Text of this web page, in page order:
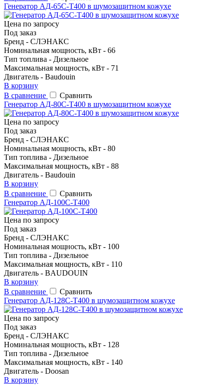
Генератор АД-65С-Т400 в шумозащитном кожухе
Цена по запросу
Под заказ
Бренд - CЛЭНАКС
Номинальная мощность, кВт - 66
Тип топлива - Дизельное
Максимальная мощность, кВт - 71
Двигатель - Baudouin
В корзину
В сравнение
Сравнить
Генератор АД-80С-Т400 в шумозащитном кожухе
Цена по запросу
Под заказ
Бренд - CЛЭНАКС
Номинальная мощность, кВт - 80
Тип топлива - Дизельное
Максимальная мощность, кВт - 88
Двигатель - Baudouin
В корзину
В сравнение
Сравнить
Генератор АД-100С-Т400
Цена по запросу
Под заказ
Бренд - CЛЭНАКС
Номинальная мощность, кВт - 100
Тип топлива - Дизельное
Максимальная мощность, кВт - 110
Двигатель - BAUDOUIN
В корзину
В сравнение
Сравнить
Генератор АД-128С-Т400 в шумозащитном кожухе
Цена по запросу
Под заказ
Бренд - CЛЭНАКС
Номинальная мощность, кВт - 128
Тип топлива - Дизельное
Максимальная мощность, кВт - 140
Двигатель - Doosan
В корзину